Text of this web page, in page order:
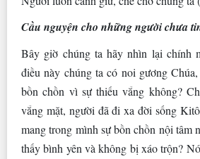
Cầu nguyện cho những người chưa
Bây giờ chúng ta hãy nhìn lại chính
điều này chúng ta có noi gương
bồn chồn vì sự thiếu vắng không?
vắng mặt, người đã đi xa đời sống
mang trong mình sự bồn chồn nội tâm
thấy bình yên và không bị xáo trộn?